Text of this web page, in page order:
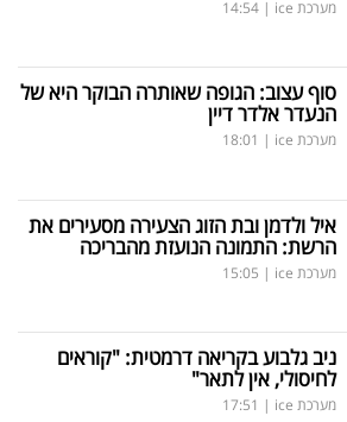
מערכת ice |
14:54
סוף עצוב: הגופה שאותרה הבוקר היא של
הנעדר אלדר דיין
מערכת ice |
18:01
איל ולדמן ובת הזוג הצעירה מסעירים את
הרשת: התמונה הנועזת מהבריכה
מערכת ice |
15:05
ניב גלבוע בקריאה דרמטית: "קוראים
לחיסולי, אין לתאר"
מערכת ice |
17:51